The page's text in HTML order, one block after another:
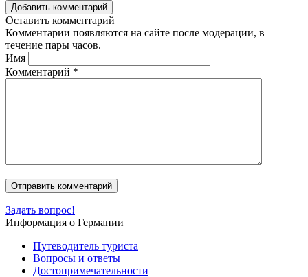
Добавить комментарий
Оставить комментарий
Комментарии появляются на сайте после модерации, в
течение пары часов.
Имя
Комментарий *
Задать вопрос!
Информация о Германии
Путеводитель туриста
Вопросы и ответы
Достопримечательности